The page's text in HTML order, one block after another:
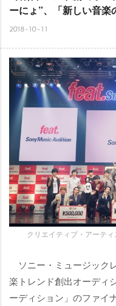
ーにょ”、「新しい音楽
2018-10-11
クリエイティブ・アーテ
ソニー・ミュージック
楽トレンド創出オーディ
ーディション」のファイ